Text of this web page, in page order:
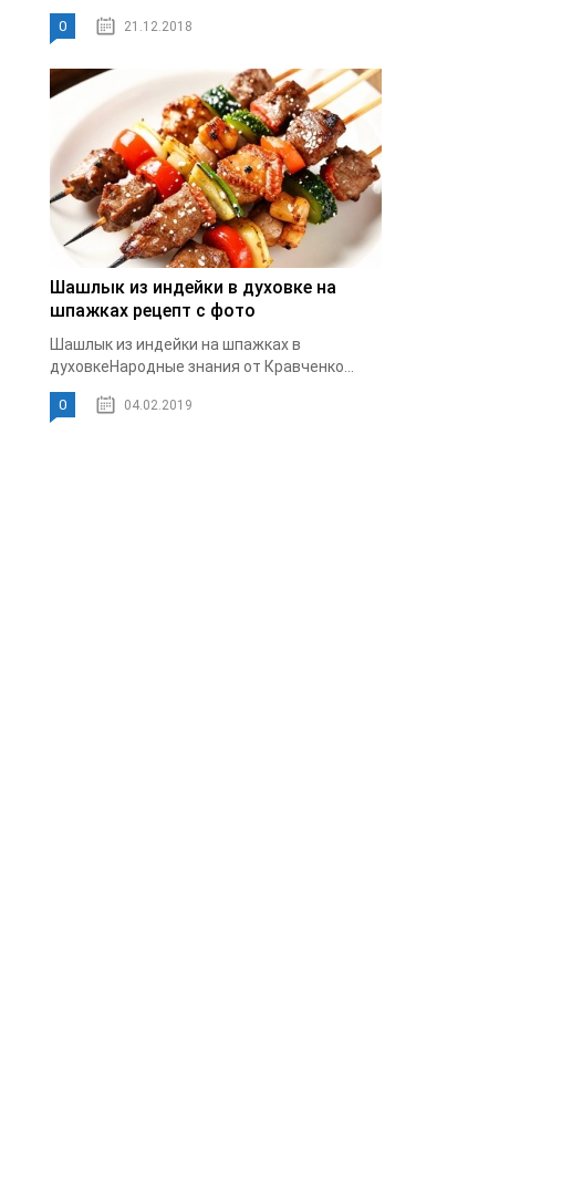
0 21.12.2018
Шашлык из индейки в духовке на
шпажках рецепт с фото
Шашлык из индейки на шпажках в
духовкеНародные знания от Кравченко...
0 04.02.2019